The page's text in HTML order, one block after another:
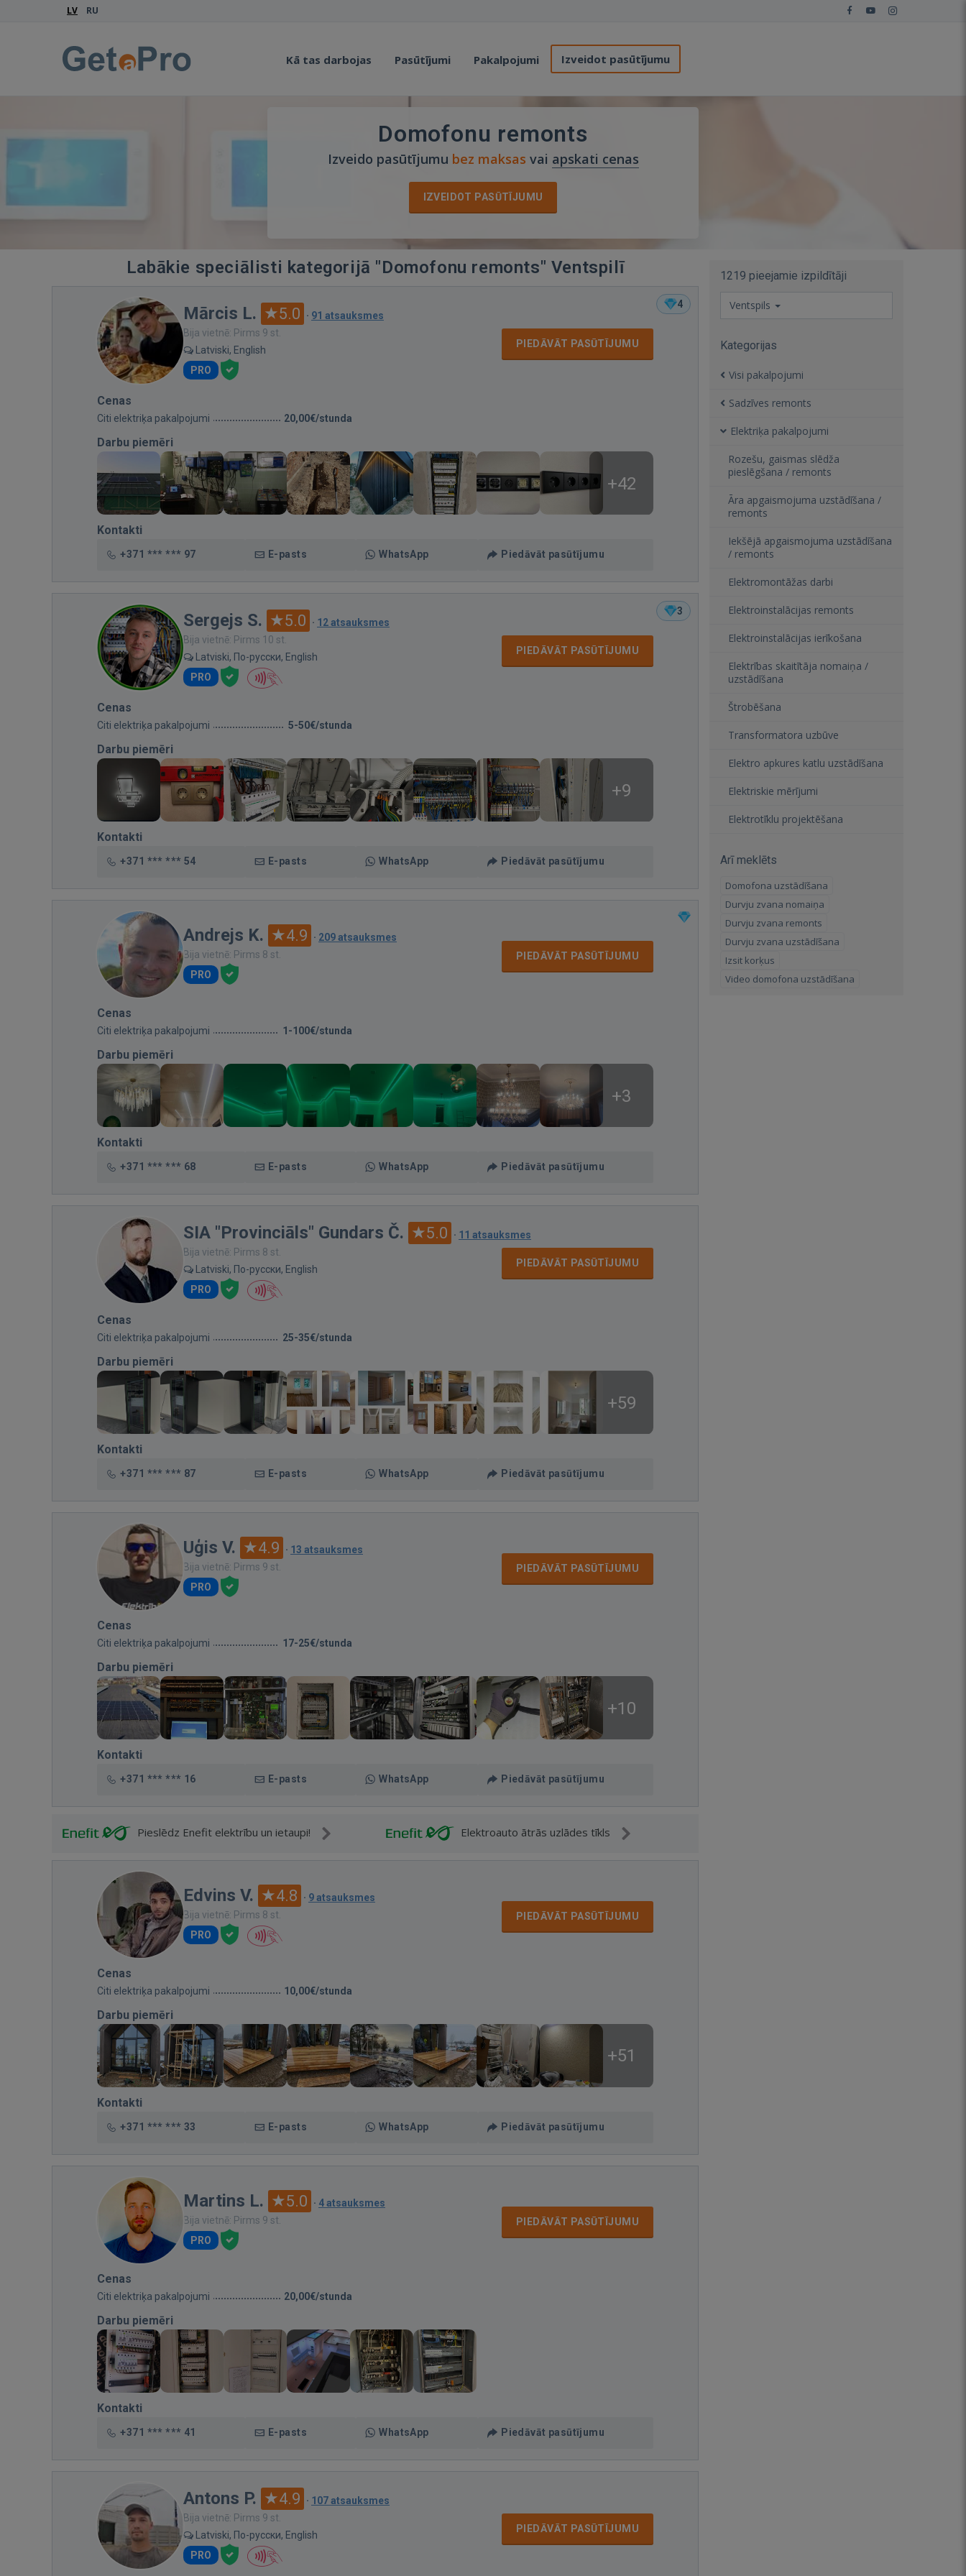
LV RU
Kā tas darbojas Pasūtījumi Pakalpojumi Izveidot pasūtījumu
Domofonu remonts
Izveido pasūtījumu bez maksas vai apskati cenas
IZVEIDOT PASŪTĪJUMU
Labākie speciālisti kategorijā "Domofonu remonts" Ventspilī
4
Mārcis L. 5.0 · 91 atsauksmes
Bija vietnē: Pirms 9 st.
Latviski, English
PRO
PIEDĀVĀT PASŪTĪJUMU
Cenas
Citi elektriķa pakalpojumi 20,00€/stunda
Darbu piemēri
+42
Kontakti
+371 *** *** 97 E-pasts WhatsApp Piedāvāt pasūtījumu
3
Sergejs S. 5.0 · 12 atsauksmes
Bija vietnē: Pirms 10 st.
Latviski, По-русски, English
PRO
PIEDĀVĀT PASŪTĪJUMU
Cenas
Citi elektriķa pakalpojumi 5-50€/stunda
Darbu piemēri
+9
Kontakti
+371 *** *** 54 E-pasts WhatsApp Piedāvāt pasūtījumu
Andrejs K. 4.9 · 209 atsauksmes
Bija vietnē: Pirms 8 st.
PRO
PIEDĀVĀT PASŪTĪJUMU
Cenas
Citi elektriķa pakalpojumi 1-100€/stunda
Darbu piemēri
+3
Kontakti
+371 *** *** 68 E-pasts WhatsApp Piedāvāt pasūtījumu
SIA "Provinciāls" Gundars Č. 5.0 · 11 atsauksmes
Bija vietnē: Pirms 8 st.
Latviski, По-русски, English
PRO
PIEDĀVĀT PASŪTĪJUMU
Cenas
Citi elektriķa pakalpojumi 25-35€/stunda
Darbu piemēri
+59
Kontakti
+371 *** *** 87 E-pasts WhatsApp Piedāvāt pasūtījumu
Uģis V. 4.9 · 13 atsauksmes
Bija vietnē: Pirms 9 st.
PRO
PIEDĀVĀT PASŪTĪJUMU
Cenas
Citi elektriķa pakalpojumi 17-25€/stunda
Darbu piemēri
+10
Kontakti
+371 *** *** 16 E-pasts WhatsApp Piedāvāt pasūtījumu
Pieslēdz Enefit elektrību un ietaupi! Elektroauto ātrās uzlādes tīkls
Edvins V. 4.8 · 9 atsauksmes
Bija vietnē: Pirms 8 st.
PRO
PIEDĀVĀT PASŪTĪJUMU
Cenas
Citi elektriķa pakalpojumi 10,00€/stunda
Darbu piemēri
+51
Kontakti
+371 *** *** 33 E-pasts WhatsApp Piedāvāt pasūtījumu
Martins L. 5.0 · 4 atsauksmes
Bija vietnē: Pirms 9 st.
PRO
PIEDĀVĀT PASŪTĪJUMU
Cenas
Citi elektriķa pakalpojumi 20,00€/stunda
Darbu piemēri
Kontakti
+371 *** *** 41 E-pasts WhatsApp Piedāvāt pasūtījumu
Antons P. 4.9 · 107 atsauksmes
Bija vietnē: Pirms 9 st.
Latviski, По-русски, English
PRO
PIEDĀVĀT PASŪTĪJUMU
1219 pieejamie izpildītāji
Ventspils
Kategorijas
Visi pakalpojumi
Sadzīves remonts
Elektriķa pakalpojumi
Rozešu, gaismas slēdža
pieslēgšana / remonts
Āra apgaismojuma uzstādīšana /
remonts
Iekšējā apgaismojuma uzstādīšana
/ remonts
Elektromontāžas darbi
Elektroinstalācijas remonts
Elektroinstalācijas ierīkošana
Elektrības skaitītāja nomaiņa /
uzstādīšana
Štrobēšana
Transformatora uzbūve
Elektro apkures katlu uzstādīšana
Elektriskie mērījumi
Elektrotīklu projektēšana
Arī meklēts
Domofona uzstādīšana
Durvju zvana nomaiņa
Durvju zvana remonts
Durvju zvana uzstādīšana
Izsit korķus
Video domofona uzstādīšana